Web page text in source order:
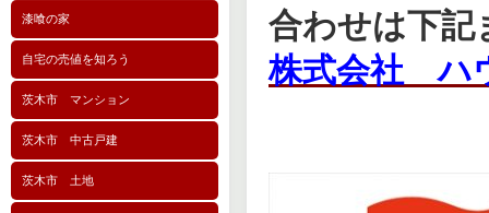
漆喰の家
自宅の売値を知ろう
茨木市 マンション
茨木市 中古戸建
茨木市 土地
合わせは下記
株式会社 ハ